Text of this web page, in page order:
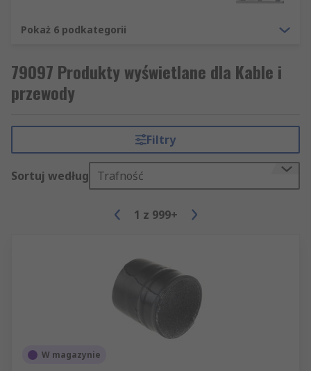
Pokaż 6 podkategorii
79097 Produkty wyświetlane dla Kable i
przewody
Filtry
Sortuj według Trafność
1 z 999+
W magazynie